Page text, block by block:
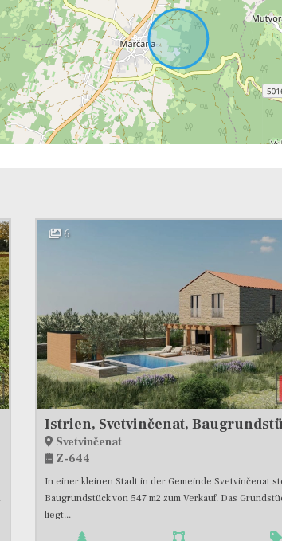
6
Svetvinčenat
Z-644
In einer kleinen Stadt in der Gemeinde Svetvinčenat
Baugrundstück von 547 m2 zum Verkauf. Das
liegt...